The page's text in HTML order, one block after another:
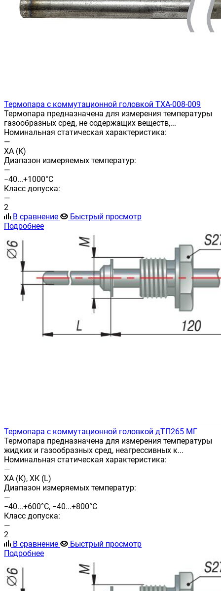
Термопара с коммутационной головкой ТХА-008-009
Термопара предназначена для измерения температуры
газообразных сред, не содержащих веществ,...
Номинальная статическая характеристика:
—
ХА (К)
Диапазон измеряемых температур:
—
−40...+1000°С
Класс допуска:
—
2
В сравнение
Быстрый просмотр
Подробнее
Термопара с коммутационной головкой дТП265 МГ
Термопара предназначена для измерения температуры
жидких и газообразных сред, неагрессивных к...
Номинальная статическая характеристика:
—
ХА (К), ХК (L)
Диапазон измеряемых температур:
—
−40...+600°С, −40...+800°С
Класс допуска:
—
2
В сравнение
Быстрый просмотр
Подробнее